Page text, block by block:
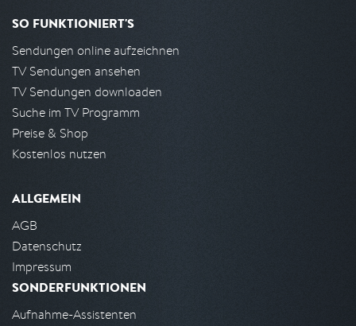
SO FUNKTIONIERT'S
Sendungen online aufzeichnen
TV Sendungen ansehen
TV Sendungen downloaden
Suche im TV Programm
Preise & Shop
Kostenlos nutzen
ALLGEMEIN
AGB
Datenschutz
Impressum
SONDERFUNKTIONEN
Aufnahme-Assistenten